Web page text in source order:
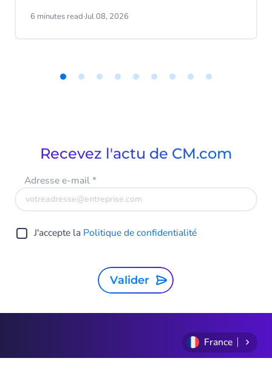
associé au luxe, devient pourtant un
6 minutes read·Jul 08, 2026
Recevez l'actu de CM.com
Adresse e-mail*
J'accepte la Politique de confidentialité
Valider
France